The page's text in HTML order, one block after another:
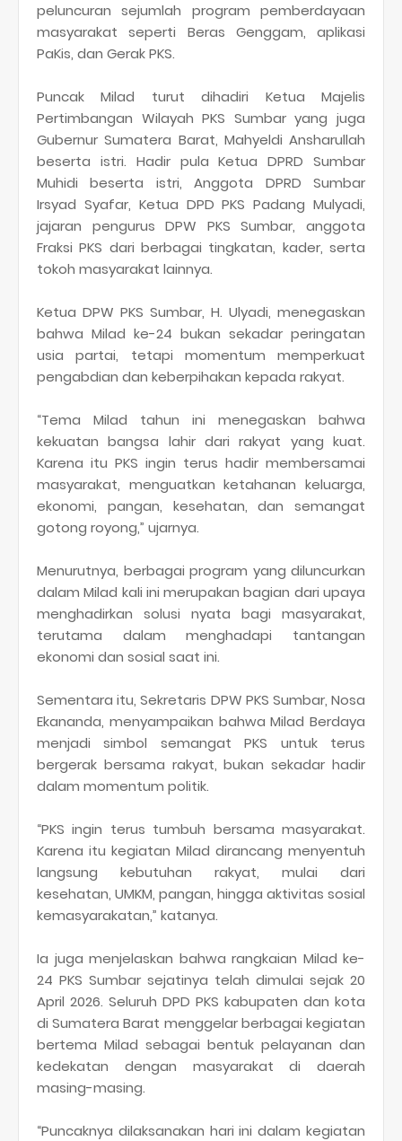
peluncuran sejumlah program pemberdayaan
masyarakat seperti Beras Genggam, aplikasi
PaKis, dan Gerak PKS.
Puncak Milad turut dihadiri Ketua Majelis
Pertimbangan Wilayah PKS Sumbar yang juga
Gubernur Sumatera Barat, Mahyeldi Ansharullah
beserta istri. Hadir pula Ketua DPRD Sumbar
Muhidi beserta istri, Anggota DPRD Sumbar
Irsyad Syafar, Ketua DPD PKS Padang Mulyadi,
jajaran pengurus DPW PKS Sumbar, anggota
Fraksi PKS dari berbagai tingkatan, kader, serta
tokoh masyarakat lainnya.
Ketua DPW PKS Sumbar, H. Ulyadi, menegaskan
bahwa Milad ke-24 bukan sekadar peringatan
usia partai, tetapi momentum memperkuat
pengabdian dan keberpihakan kepada rakyat.
“Tema Milad tahun ini menegaskan bahwa
kekuatan bangsa lahir dari rakyat yang kuat.
Karena itu PKS ingin terus hadir membersamai
masyarakat, menguatkan ketahanan keluarga,
ekonomi, pangan, kesehatan, dan semangat
gotong royong,” ujarnya.
Menurutnya, berbagai program yang diluncurkan
dalam Milad kali ini merupakan bagian dari upaya
menghadirkan solusi nyata bagi masyarakat,
terutama dalam menghadapi tantangan
ekonomi dan sosial saat ini.
Sementara itu, Sekretaris DPW PKS Sumbar, Nosa
Ekananda, menyampaikan bahwa Milad Berdaya
menjadi simbol semangat PKS untuk terus
bergerak bersama rakyat, bukan sekadar hadir
dalam momentum politik.
“PKS ingin terus tumbuh bersama masyarakat.
Karena itu kegiatan Milad dirancang menyentuh
langsung kebutuhan rakyat, mulai dari
kesehatan, UMKM, pangan, hingga aktivitas sosial
kemasyarakatan,” katanya.
Ia juga menjelaskan bahwa rangkaian Milad ke-
24 PKS Sumbar sejatinya telah dimulai sejak 20
April 2026. Seluruh DPD PKS kabupaten dan kota
di Sumatera Barat menggelar berbagai kegiatan
bertema Milad sebagai bentuk pelayanan dan
kedekatan dengan masyarakat di daerah
masing-masing.
“Puncaknya dilaksanakan hari ini dalam kegiatan